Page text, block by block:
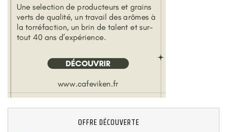
OFFRE DÉCOUVERTE